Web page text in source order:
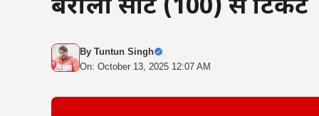
बरौली सीट (100) से टिकट
By Tuntun Singh
On: October 13, 2025 12:07 AM